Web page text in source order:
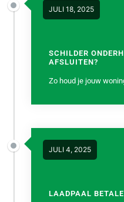
JULI 18, 2025
SCHILDER
AFSLUITEN?
Zo houd je jouw
JULI 4, 2025
LAADPAAL